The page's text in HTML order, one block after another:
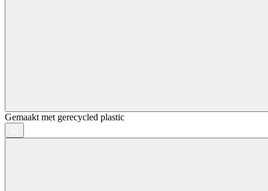
Gemaakt met gerecycled plastic